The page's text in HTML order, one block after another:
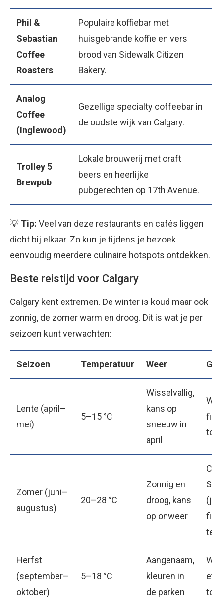
Phil &
Sebastian
Coffee
Roasters
Populaire koffiebar met
huisgebrande koffie en vers
brood van Sidewalk Citizen
Bakery.
Analog
Coffee
(Inglewood)
Gezellige specialty coffeebar in
de oudste wijk van Calgary.
Trolley 5
Brewpub
Lokale brouwerij met craft
beers en heerlijke
pubgerechten op 17th Avenue.
💡 Tip: Veel van deze restaurants en cafés liggen
dicht bij elkaar. Zo kun je tijdens je bezoek
eenvoudig meerdere culinaire hotspots ontdekken.
Beste reistijd voor Calgary
Calgary kent extremen. De winter is koud maar ook
zonnig, de zomer warm en droog. Dit is wat je per
seizoen kunt verwachten:
Seizoen Temperatuur Weer
Lente (april–
mei)
5–15 °C
Wisselvallig,
kans op
sneeuw in
april
Zomer (juni–
augustus)
20–28 °C
Zonnig en
droog, kans
op onweer
Herfst
(september–
oktober)
5–18 °C
Aangenaam,
kleuren in
de parken